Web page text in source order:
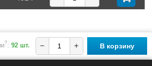
?: 92 шт. − + В корзину